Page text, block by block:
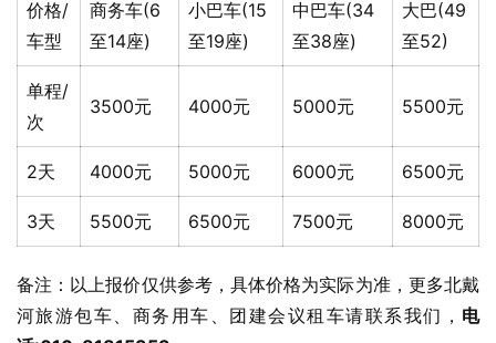
价格/
车型
商务车(6
至14座)
小巴车(15
至19座)
中巴车(34
至38座)
大巴(49
至52)
单程/
次
3500元 4000元 5000元 5500元
2天 4000元 5000元 6000元 6500元
3天 5500元 6500元 7500元 8000元
备注：以上报价仅供参考，具体价格为实际为准，更多北戴
河旅游包车、商务用车、团建会议租车请联系我们， 电